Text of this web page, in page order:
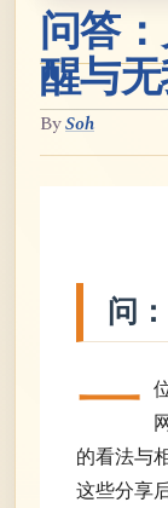
问答
醒与
BySoh
问：
一
的看法与
这些分享